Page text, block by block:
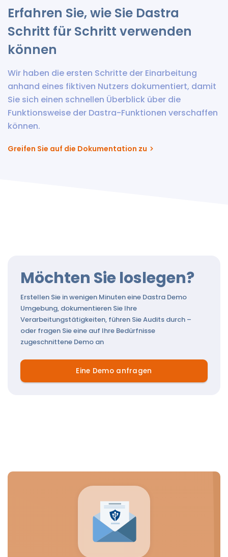
Erfahren Sie, wie Sie Dastra
Schritt für Schritt verwenden
können
Wir haben die ersten Schritte der Einarbeitung
anhand eines fiktiven Nutzers dokumentiert, damit
Sie sich einen schnellen Überblick über die
Funktionsweise der Dastra-Funktionen verschaffen
können.
Greifen Sie auf die Dokumentation zu
Möchten Sie loslegen?
Erstellen Sie in wenigen Minuten eine Dastra Demo
Umgebung, dokumentieren Sie Ihre
Verarbeitungstätigkeiten, führen Sie Audits durch –
oder fragen Sie eine auf Ihre Bedürfnisse
zugeschnittene Demo an
Eine Demo anfragen